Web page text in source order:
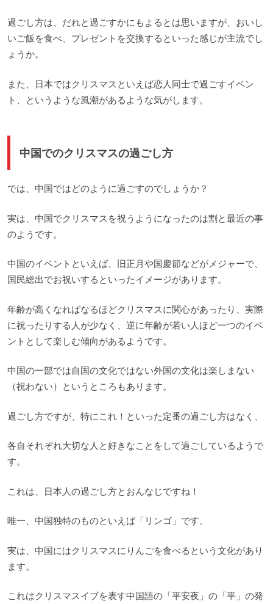
過ごし方は、だれと過ごすかにもよるとは思いますが、おいし
いご飯を食べ、プレゼントを交換するといった感じが主流でし
ょうか。
また、日本ではクリスマスといえば恋人同士で過ごすイベン
ト、というような風潮があるような気がします。
中国でのクリスマスの過ごし方
では、中国ではどのように過ごすのでしょうか？
実は、中国でクリスマスを祝うようになったのは割と最近の事
のようです。
中国のイベントといえば、旧正月や国慶節などがメジャーで、
国民総出でお祝いするといったイメージがあります。
年齢が高くなればなるほどクリスマスに関心があったり、実際
に祝ったりする人が少なく、逆に年齢が若い人ほど一つのイベ
ントとして楽しむ傾向があるようです。
中国の一部では自国の文化ではない外国の文化は楽しまない
（祝わない）というところもあります。
過ごし方ですが、特にこれ！といった定番の過ごし方はなく、
各自それぞれ大切な人と好きなことをして過ごしているようで
す。
これは、日本人の過ごし方とおんなじですね！
唯一、中国独特のものといえば「リンゴ」です。
実は、中国にはクリスマスにりんごを食べるという文化があり
ます。
これはクリスマスイブを表す中国語の「平安夜」の「平」の発